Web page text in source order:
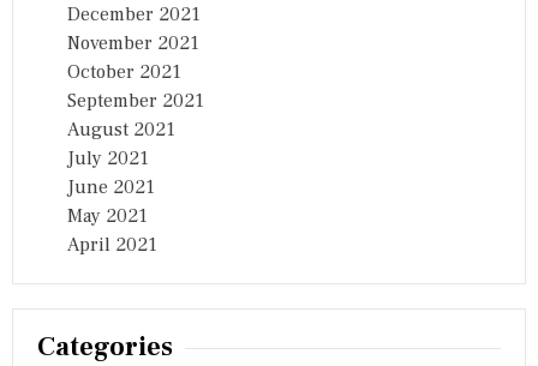
December 2021
November 2021
October 2021
September 2021
August 2021
July 2021
June 2021
May 2021
April 2021
Categories